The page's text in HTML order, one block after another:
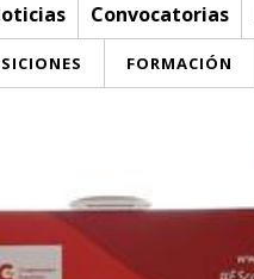
Convocatorias
FORMACIÓN